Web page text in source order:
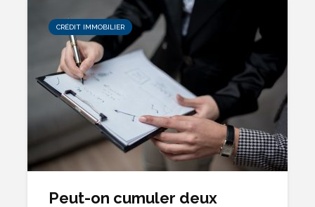
CRÉDIT IMMOBILIER
Peut-on cumuler deux